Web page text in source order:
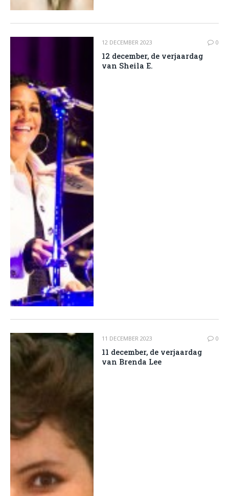
12 DECEMBER 2023 0
12 december, de verjaardag
van Sheila E.
11 DECEMBER 2023 0
11 december, de verjaardag
van Brenda Lee